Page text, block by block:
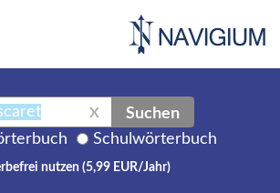
X Suchen
Schulwörterbuch
nutzen (5,99 EUR/Jahr)